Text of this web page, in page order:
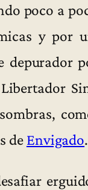
poco a
y por
depurador
de Envigado.